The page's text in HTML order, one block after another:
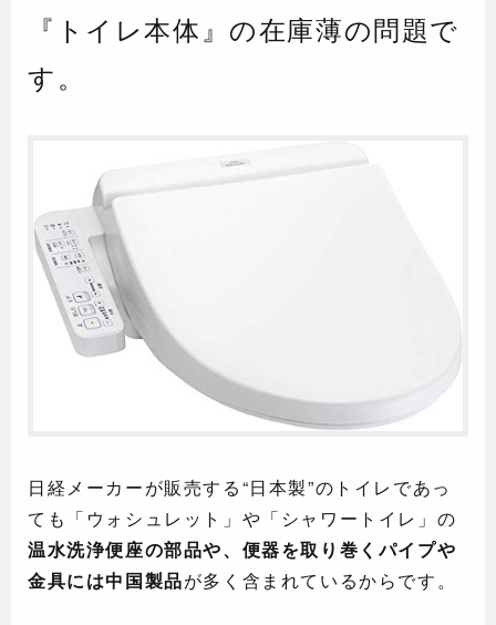
『トイレ本体』の在庫薄の問題で
す。
日経メーカーが販売する“日本製”のトイレであっ
ても「ウォシュレット」や「シャワートイレ」の
温水洗浄便座の部品や、便器を取り巻くパイプや
金具には中国製品が多く含まれているからです。